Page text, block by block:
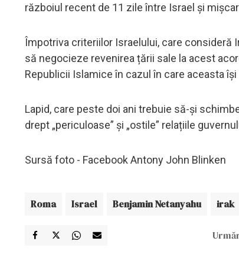
războiul recent de 11 zile între Israel și
Împotriva criteriilor Israelului, care consideră
să negocieze revenirea țării sale la acest
Republicii Islamice în cazul în care aceasta
Lapid, care peste doi ani trebuie să-și
drept „periculoase” și „ostile” relațiile
Sursă foto - Facebook Antony John Blinken
Roma Israel Benjamin Netanyahu irak